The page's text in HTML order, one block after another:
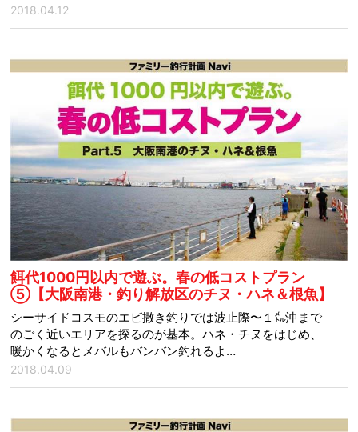
2018.04.12
餌代1000円以内で遊ぶ。春の低コストプラン
⑤【大阪南港・釣り解放区のチヌ・ハネ＆根魚】
シーサイドコスモのエビ撒き釣りでは波止際〜１㍍沖まで
のごく近いエリアを探るのが基本。ハネ・チヌをはじめ、
暖かくなるとメバルもバンバン釣れるよ…
2018.04.09